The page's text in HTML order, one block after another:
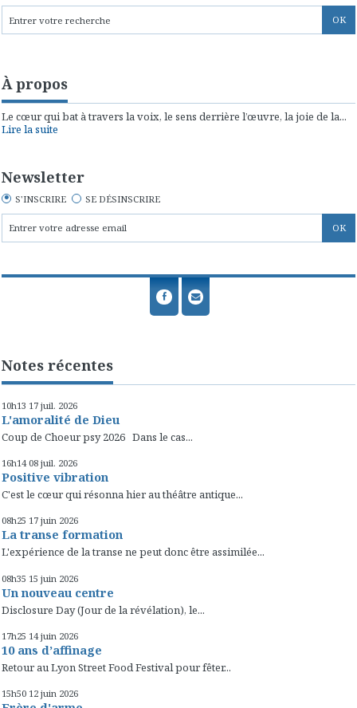
À propos
Le cœur qui bat à travers la voix, le sens derrière l’œuvre, la joie de la...
Lire la suite
Newsletter
S'INSCRIRE SE DÉSINSCRIRE
Notes récentes
10h13 17 juil. 2026
L'amoralité de Dieu
Coup de Choeur psy 2026 Dans le cas...
16h14 08 juil. 2026
Positive vibration
C'est le cœur qui résonna hier au théâtre antique...
08h25 17 juin 2026
La transe formation
L'expérience de la transe ne peut donc être assimilée...
08h35 15 juin 2026
Un nouveau centre
Disclosure Day (Jour de la révélation), le...
17h25 14 juin 2026
10 ans d’affinage
Retour au Lyon Street Food Festival pour fêter...
15h50 12 juin 2026